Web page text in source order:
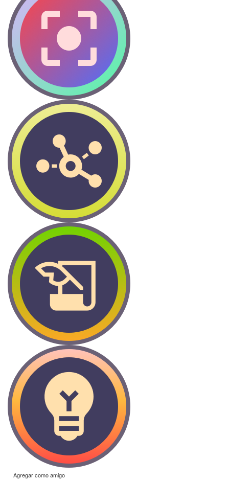
Agregar como amigo